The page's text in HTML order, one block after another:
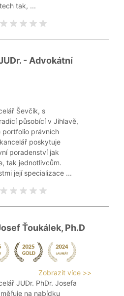
tak, ...
- Advokátní
Ševčík, s
působící v Jihlavě,
portfolio právních
poskytuje
poradenství jak
tak jednotlivcům.
její specializace ...
Ťoukálek, Ph.D
Zobrazit více >>
JUDr. PhDr. Josefa
na nabídku